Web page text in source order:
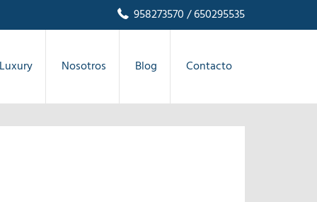
958273570/ 650295535
Luxury Nosotros Blog Contacto